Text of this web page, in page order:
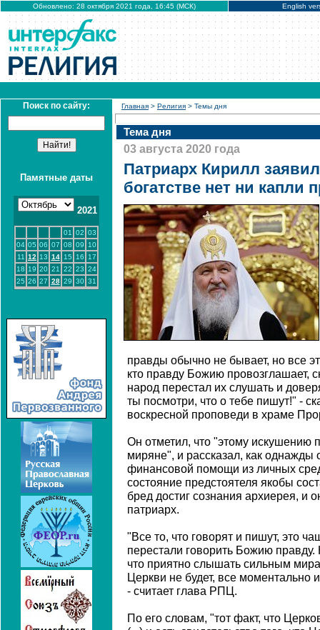
Обновлено: 28 октября 2021 года, 16:45 (МСК) English
Поиск по сайту:
Памятные даты
2021
01 02 03
04 05 06 07 08 09
10
11 12 13 14 15 16
17
18 19 20 21 22 23 24
25 26 27 28 29 30 31
Главная > Религия > Темы дня
Тема дня
03 августа 2020 года
Патриарх Кирилл
богатстве нет ни капли
правды обычно не бывает, но все
кто правду Божию провозглашает,
народ перестал их слушать и
ты посмотри, что о тебе пишут!" -
воскресной проповеди в храме
Он отметил, что "этому искушению
миряне", и рассказал, как однажды
финансовой помощи из личных
состояние предстоятеля якобы
бред достиг сознания архиерея, и
патриарх.
"Все то, что говорят и пишут, это
перестали говорить Божию правду.
что приятно слышать сильным мира
Церкви не будет, все моментально
- считает глава РПЦ.
По его словам, "тот факт, что